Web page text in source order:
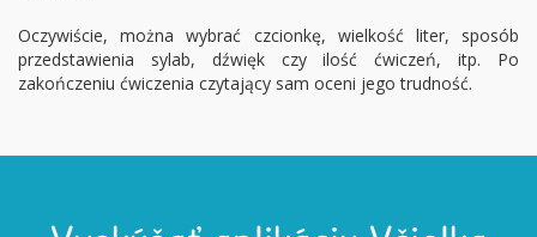
Oczywiście, można wybrać czcionkę, wielkość liter, sposób
przedstawienia sylab, dźwięk czy ilość ćwiczeń, itp. Po
zakończeniu ćwiczenia czytający sam oceni jego trudność.